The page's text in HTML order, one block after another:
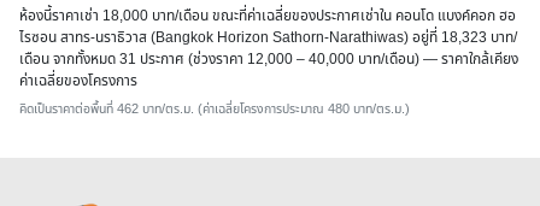
ห้องนี้ราคาเช่า 18,000 บาท/เดือน ขณะที่ค่าเฉลี่ยของประกาศเช่าใน คอนโด แบงค์คอก ฮอ
ไรซอน สาทร-นราธิวาส (Bangkok Horizon Sathorn-Narathiwas) อยู่ที่ 18,323 บาท/
เดือน จากทั้งหมด 31 ประกาศ (ช่วงราคา 12,000 – 40,000 บาท/เดือน) — ราคาใกล้เคียง
ค่าเฉลี่ยของโครงการ
คิดเป็นราคาต่อพื้นที่ 462 บาท/ตร.ม. (ค่าเฉลี่ยโครงการประมาณ 480 บาท/ตร.ม.)